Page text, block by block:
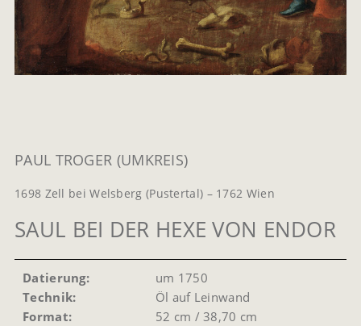
PAUL TROGER (UMKREIS)
1698 Zell bei Welsberg (Pustertal) – 1762 Wien
SAUL BEI DER HEXE VON ENDOR
Datierung:
Technik:
Format:
um 1750
Öl auf Leinwand
52 cm / 38,70 cm